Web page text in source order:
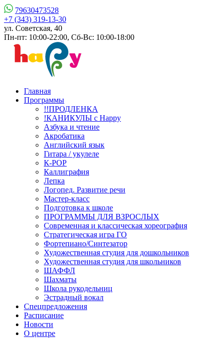
79630473528
+7 (343) 319-13-30
ул. Советская, 40
Пн-пт: 10:00-22:00, Сб-Вс: 10:00-18:00
Главная
Программы
!!ПРОДЛЕНКА
!КАНИКУЛЫ с Happy
Азбука и чтение
Акробатика
Английский язык
Гитара / укулеле
К-РОР
Каллиграфия
Лепка
Логопед. Развитие речи
Мастер-класс
Подготовка к школе
ПРОГРАММЫ ДЛЯ ВЗРОСЛЫХ
Современная и классическая хореография
Стратегическая игра ГО
Фортепиано/Синтезатор
Художественная студия для дошкольников
Художественная студия для школьников
ШАФФЛ
Шахматы
Школа рукодельниц
Эстрадный вокал
Спецпредложения
Расписание
Новости
О центре